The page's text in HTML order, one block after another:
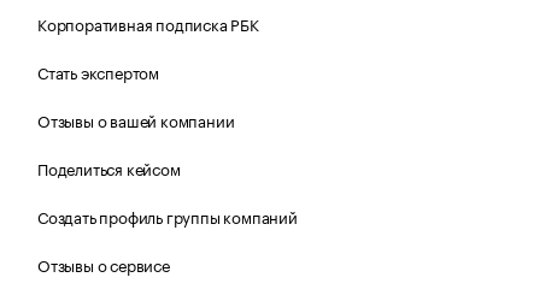
Корпоративная подписка РБК
Стать экспертом
Отзывы о вашей компании
Поделиться кейсом
Создать профиль группы компаний
Отзывы о сервисе